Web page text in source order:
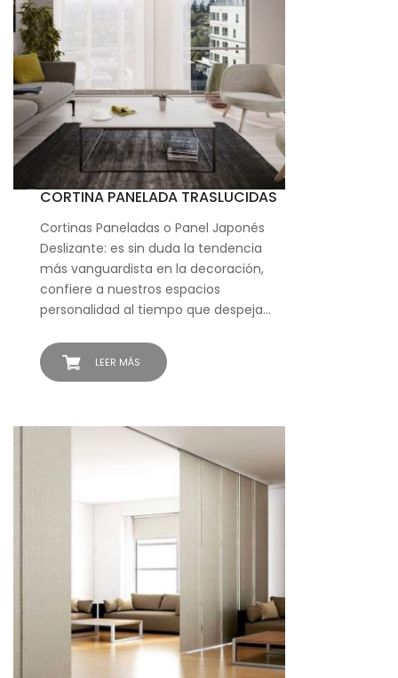
LEER MÁS
CORTINA PANELADA TRASLUCIDAS
Cortinas Paneladas o Panel Japonés
Deslizante: es sin duda la tendencia
más vanguardista en la decoración,
confiere a nuestros espacios
personalidad al tiempo que despeja…